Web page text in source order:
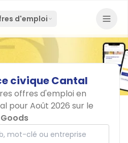
d'emploi
civiqueCantal
offres d'emploi en
pour Août 2026 sur le
clé ou entreprise